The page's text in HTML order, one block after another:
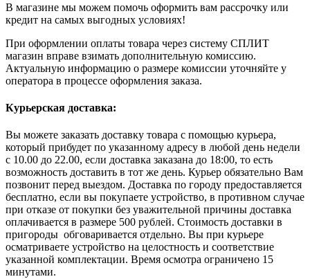
В магазине мы можем помочь оформить вам рассрочку или
кредит на самых выгодных условиях!
При оформлении оплаты товара через систему СПЛИТ
магазин вправе взимать дополнительную комиссию.
Актуальную информацию о размере комиссии уточняйте у
оператора в процессе оформления заказа.
Курьерская доставка:
Вы можете заказать доставку товара с помощью курьера,
который прибудет по указанному адресу в любой день недели
с 10.00 до 22.00, если доставка заказана до 18:00, то есть
возможность доставить в тот же день. Курьер обязательно Вам
позвонит перед выездом. Доставка по городу предоставляется
бесплатно, если вы покупаете устройство, в противном случае
при отказе от покупки без уважительной причины доставка
оплачивается в размере 500 рублей. Стоимость доставки в
пригороды обговаривается отдельно. Вы при курьере
осматриваете устройство на целостность и соответствие
указанной комплектации. Время осмотра ограничено 15
минутами.